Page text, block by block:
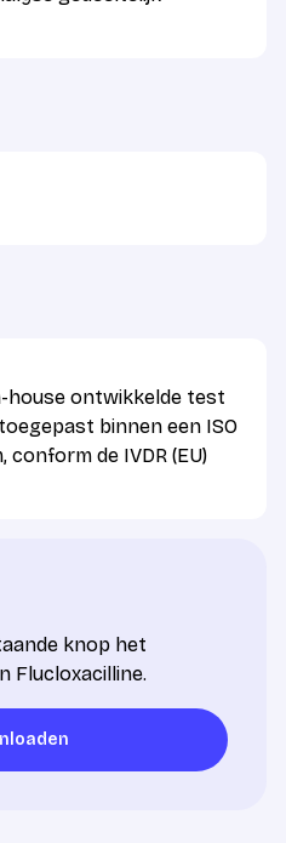
house ontwikkelde test
binnen een ISO
conform de IVDR (EU)
knop het
Flucloxacilline.